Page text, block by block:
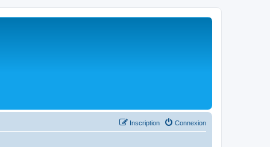
Connexion
Inscription